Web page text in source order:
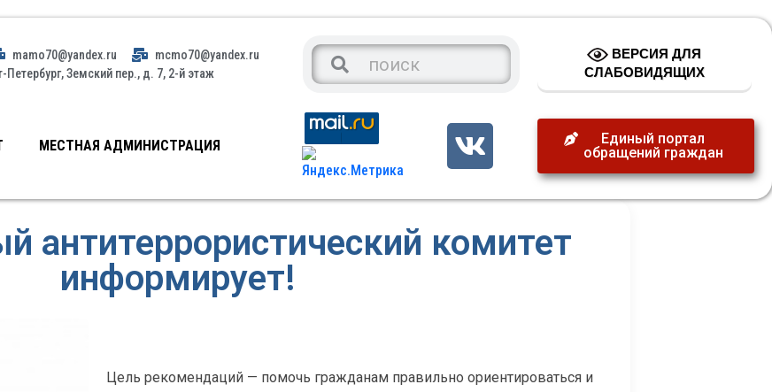
mamo70@yandex.ru
mcmo70@yandex.ru
Петербург, Земский пер., д. 7, 2-й этаж
ВЕРСИЯ ДЛЯ
СЛАБОВИДЯЩИХ
МЕСТНАЯ АДМИНИСТРАЦИЯ
Единый портал
обращений граждан
антитеррористический комитет
информирует!
Цель рекомендаций — помочь гражданам правильно ориентироваться и